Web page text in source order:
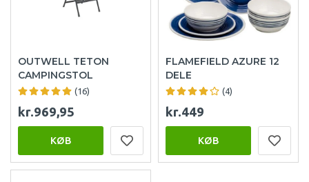
OUTWELL TETON
CAMPINGSTOL
(16)
kr.969,95
KØB
FLAMEFIELD AZURE 12
DELE
(4)
kr.449
KØB